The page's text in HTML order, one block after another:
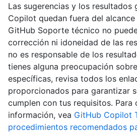
Las sugerencias y los resultados
Copilot quedan fuera del
GitHub Soporte técnico no
corrección ni idoneidad de las
no es responsable de los
tienes alguna preocupación
específicas, revisa todos los
proporcionados para garantizar
cumplen con tus requisitos. Para
información, vea GitHub Copilot
procedimientos recomendados